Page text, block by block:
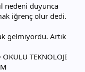
nedeni duyunca
iğrenç olur dedi.
gelmiyordu. Artık
TEKNOLOJİ